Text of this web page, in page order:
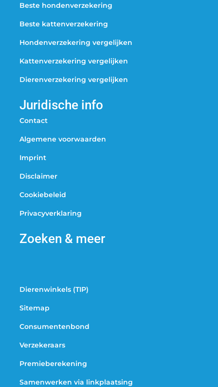
Beste hondenverzekering
Beste kattenverzekering
Hondenverzekering vergelijken
Kattenverzekering vergelijken
Dierenverzekering vergelijken
Juridische info
Contact
Algemene voorwaarden
Imprint
Disclaimer
Cookiebeleid
Privacyverklaring
Zoeken & meer
Dierenwinkels (TIP)
Sitemap
Consumentenbond
Verzekeraars
Premieberekening
Samenwerken via linkplaatsing